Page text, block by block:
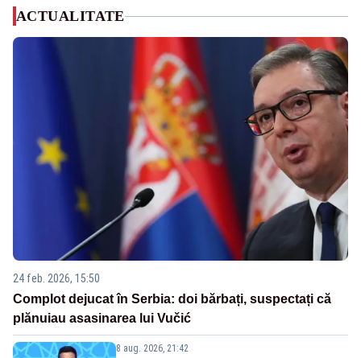
ACTUALITATE
24 feb. 2026, 15:50
Complot dejucat în Serbia: doi bărbați, suspectați că
plănuiau asasinarea lui Vučić
8 aug. 2026, 21:42